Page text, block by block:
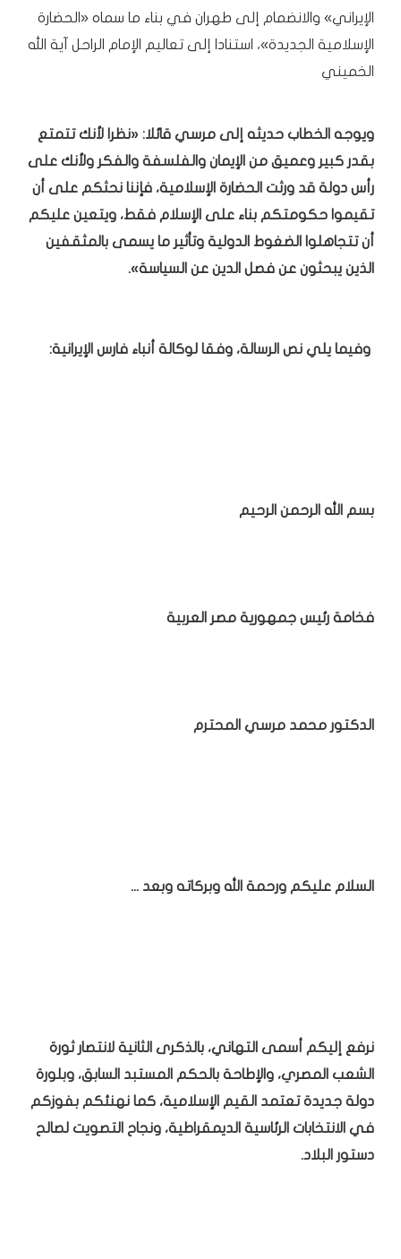
الإيراني» والانضمام إلى طهران في بناء ما سماه «الحضارة
الإسلامية الجديدة»، استنادا إلى تعاليم الإمام الراحل آية الله
الخميني
ويوجه الخطاب حديثه إلى مرسي قائلا: «نظرا لأنك تتمتع
بقدر كبير وعميق من الإيمان والفلسفة والفكر ولأنك على
رأس دولة قد ورثت الحضارة الإسلامية، فإننا نحثكم على أن
تقيموا حكومتكم بناء على الإسلام فقط، ويتعين عليكم
أن تتجاهلوا الضغوط الدولية وتأثير ما يسمى بالمثقفين
الذين يبحثون عن فصل الدين عن السياسة».
وفيما يلي نص الرسالة، وفقا لوكالة أنباء فارس الإيرانية:
بسم الله الرحمن الرحيم
فخامة رئيس جمهورية مصر العربية
الدكتور محمد مرسي المحترم
السلام عليكم ورحمة الله وبركاته وبعد ...
نرفع إليكم أسمى التهاني، بالذكرى الثانية لانتصار ثورة
الشعب المصري، والإطاحة بالحكم المستبد السابق، وبلورة
دولة جديدة تعتمد القيم الإسلامية، كما نهنئكم بفوزكم
في الانتخابات الرئاسية الديمقراطية، ونجاح التصويت لصالح
دستور البلاد.